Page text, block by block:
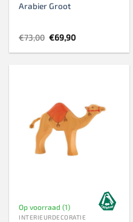
Arabier Groot
€73,00 Oorspronkelijke
prijs
was:
€69,90Huidige
is:
Op voorraad (1)
INTERIEURDECORATIE